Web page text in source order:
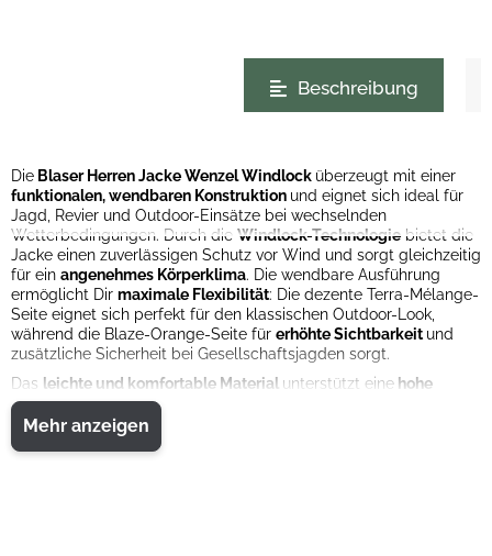
Beschreibung
Die Blaser Herren Jacke Wenzel Windlock überzeugt mit einer
funktionalen, wendbaren Konstruktion und eignet sich ideal für
Jagd, Revier und Outdoor-Einsätze bei wechselnden
Wetterbedingungen. Durch die Windlock-Technologie bietet die
Jacke einen zuverlässigen Schutz vor Wind und sorgt gleichzeitig
für ein angenehmes Körperklima. Die wendbare Ausführung
ermöglicht Dir maximale Flexibilität: Die dezente Terra-Mélange-
Seite eignet sich perfekt für den klassischen Outdoor-Look,
während die Blaze-Orange-Seite für erhöhte Sichtbarkeit und
zusätzliche Sicherheit bei Gesellschaftsjagden sorgt.
Das leichte und komfortable Material unterstützt eine hohe
Bewegungsfreiheitund macht die Jacke angenehm tragbar –
sowohl als Außenschicht als auch als wärmende
Zwischenschicht an kühleren Tagen. Die moderne Passform und
Mehr anzeigen